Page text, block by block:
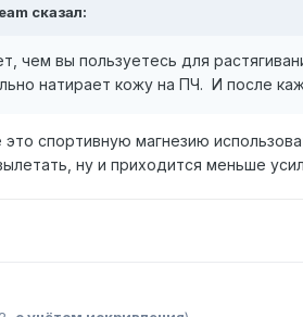
сказал:
чем вы пользуетесь для
натирает кожу на ПЧ. И после
спортивную магнезию
ну и приходится меньше